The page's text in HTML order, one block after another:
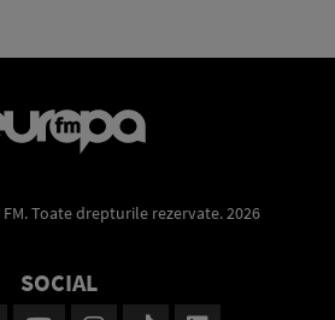
Toate drepturile rezervate. 2026
SOCIAL